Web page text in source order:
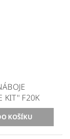
KIT'' F20K